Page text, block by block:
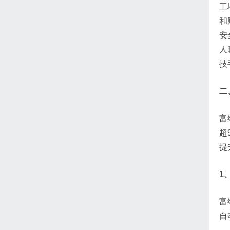
工
和
安
技
二
富
超
提
1
富
自